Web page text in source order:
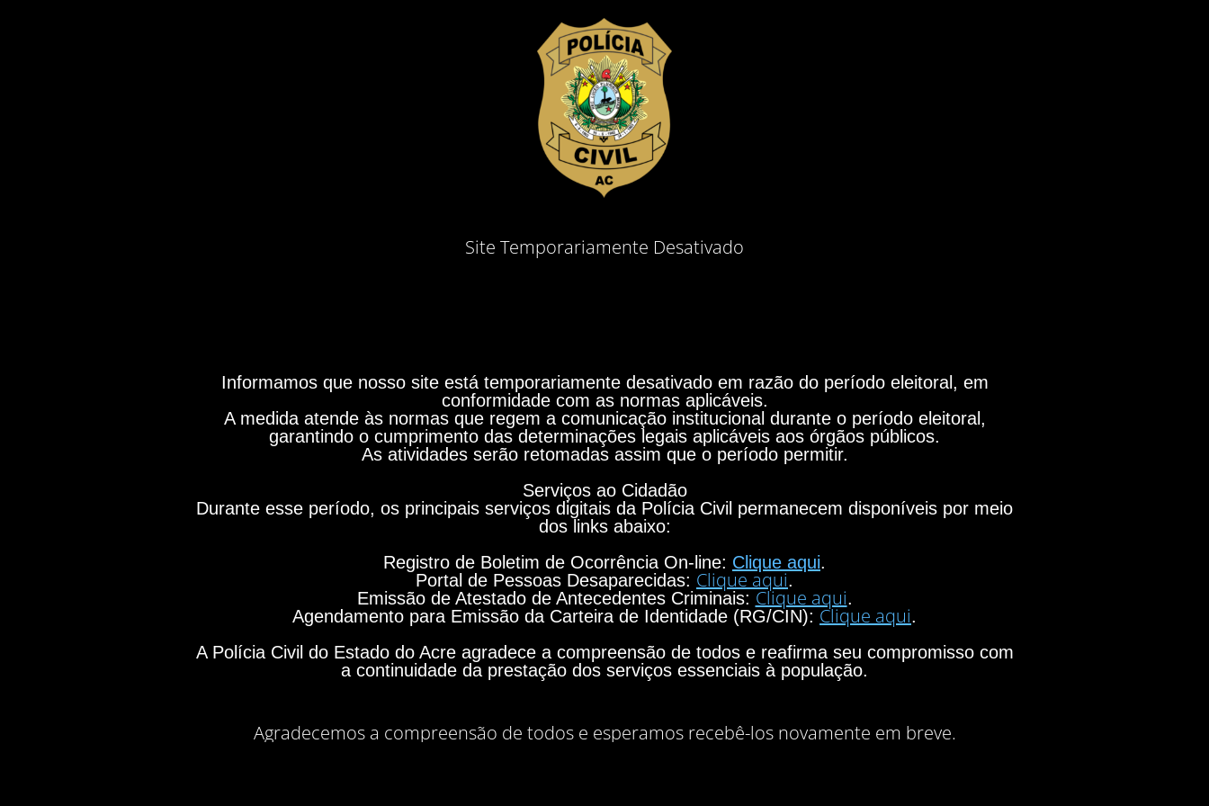
Site Temporariamente Desativado
Informamos que nosso site está temporariamente desativado em razão do período eleitoral, em
conformidade com as normas aplicáveis.
A medida atende às normas que regem a comunicação institucional durante o período eleitoral,
garantindo o cumprimento das determinações legais aplicáveis aos órgãos públicos.
As atividades serão retomadas assim que o período permitir.
Serviços ao Cidadão
Durante esse período, os principais serviços digitais da Polícia Civil permanecem disponíveis por meio
dos links abaixo:
Registro de Boletim de Ocorrência On-line: Clique aqui.
Portal de Pessoas Desaparecidas: Clique aqui.
Emissão de Atestado de Antecedentes Criminais: Clique aqui.
Agendamento para Emissão da Carteira de Identidade (RG/CIN): Clique aqui.
A Polícia Civil do Estado do Acre agradece a compreensão de todos e reafirma seu compromisso com
a continuidade da prestação dos serviços essenciais à população.
Agradecemos a compreensão de todos e esperamos recebê-los novamente em breve.